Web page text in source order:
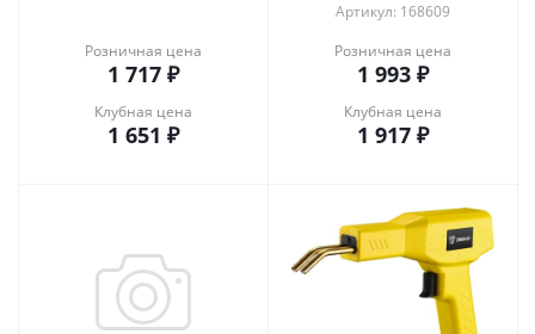
Розничная цена
1 717 ₽
Клубная цена
1 651 ₽
Артикул: 168609
Розничная цена
1 993 ₽
Клубная цена
1 917 ₽